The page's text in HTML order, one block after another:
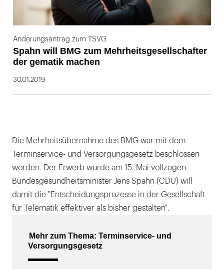
Änderungsantrag zum TSVG
Spahn will BMG zum Mehrheitsgesellschafter
der gematik machen
30.01.2019
Die Mehrheitsübernahme des BMG war mit dem
Terminservice- und Versorgungsgesetz beschlossen
worden. Der Erwerb wurde am 15. Mai vollzogen.
Bundesgesundheitsminister Jens Spahn (CDU) will
damit die "Entscheidungsprozesse in der Gesellschaft
für Telematik effektiver als bisher gestalten".
Mehr zum Thema: Terminservice- und
Versorgungsgesetz